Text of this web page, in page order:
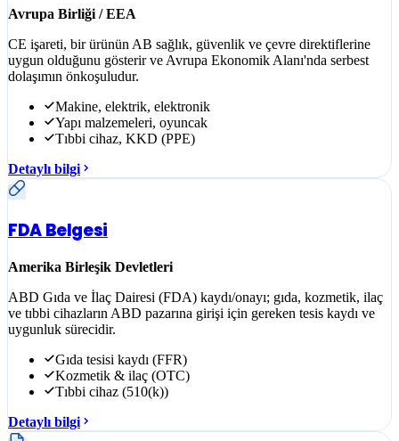
Avrupa Birliği / EEA
CE işareti, bir ürünün AB sağlık, güvenlik ve çevre direktiflerine
uygun olduğunu gösterir ve Avrupa Ekonomik Alanı'nda serbest
dolaşımın önkoşuludur.
Makine, elektrik, elektronik
Yapı malzemeleri, oyuncak
Tıbbi cihaz, KKD (PPE)
Detaylı bilgi
FDA Belgesi
Amerika Birleşik Devletleri
ABD Gıda ve İlaç Dairesi (FDA) kaydı/onayı; gıda, kozmetik, ilaç
ve tıbbi cihazların ABD pazarına girişi için gereken tesis kaydı ve
uygunluk sürecidir.
Gıda tesisi kaydı (FFR)
Kozmetik & ilaç (OTC)
Tıbbi cihaz (510(k))
Detaylı bilgi